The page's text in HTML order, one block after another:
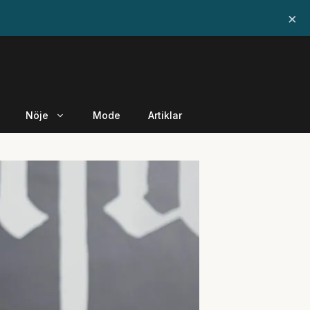
Nöje Mode Artiklar
×